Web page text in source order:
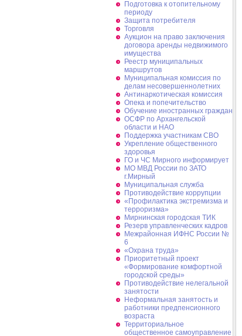
Подготовка к отопительному
периоду
Защита потребителя
Торговля
Аукцион на право заключения
договора аренды недвижимого
имущества
Реестр муниципальных
маршрутов
Муниципальная комиссия по
делам несовершеннолетних
Антинаркотическая комиссия
Опека и попечительство
Обучение иностранных граждан
ОСФР по Архангельской
области и НАО
Поддержка участникам СВО
Укрепление общественного
здоровья
ГО и ЧС Мирного информирует
МО МВД России по ЗАТО
г.Мирный
Муниципальная cлужба
Противодействие коррупции
«Профилактика экстремизма и
терроризма»
Мирнинская городская ТИК
Резерв управленческих кадров
Межрайонная ИФНС России №
6
«Охрана труда»
Приоритетный проект
«Формирование комфортной
городской среды»
Противодействие нелегальной
занятости
Неформальная занятость и
работники предпенсионного
возраста
Территориальное
общественное самоуправление